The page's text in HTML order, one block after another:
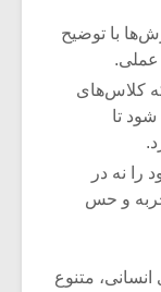
با توضیح
عملی.
که کلاس‌های
تا
را نه در
و حس
متنوع